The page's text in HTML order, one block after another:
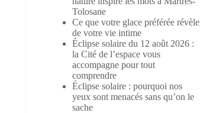
Tolosane
Ce que votre glace préférée révèle
de votre vie intime
Éclipse solaire du 12 août 2026 :
la Cité de l’espace vous
accompagne pour tout
comprendre
Éclipse solaire : pourquoi nos
yeux sont menacés sans qu’on le
sache